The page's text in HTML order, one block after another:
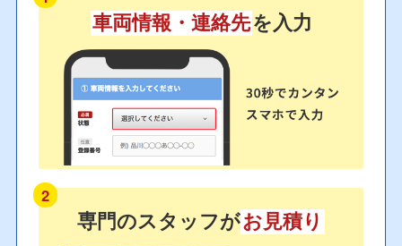
車両情報・連絡先を入力
2
専門のスタッフがお見積り